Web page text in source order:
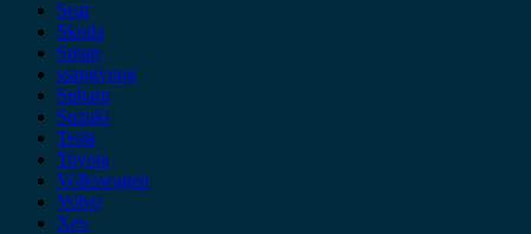
Seat
Skoda
Smart
ssangyong
Subaru
Suzuki
Tesla
Toyota
Volkswagen
Volvo
Xev